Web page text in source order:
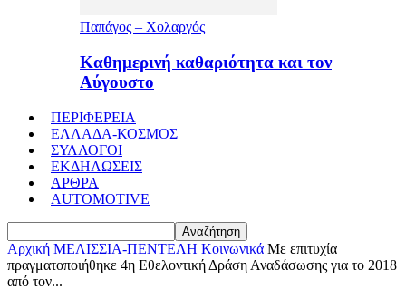
Παπάγος – Χολαργός
Καθημερινή καθαριότητα και τον
Αύγουστο
ΠΕΡΙΦΕΡΕΙΑ
ΕΛΛΑΔΑ-ΚΟΣΜΟΣ
ΣΥΛΛΟΓΟΙ
ΕΚΔΗΛΩΣΕΙΣ
ΑΡΘΡΑ
AUTOMOTIVE
Αρχική ΜΕΛΙΣΣΙΑ-ΠΕΝΤΕΛΗ Κοινωνικά Με επιτυχία
πραγματοποιήθηκε 4η Εθελοντική Δράση Αναδάσωσης για το 2018
από τον...